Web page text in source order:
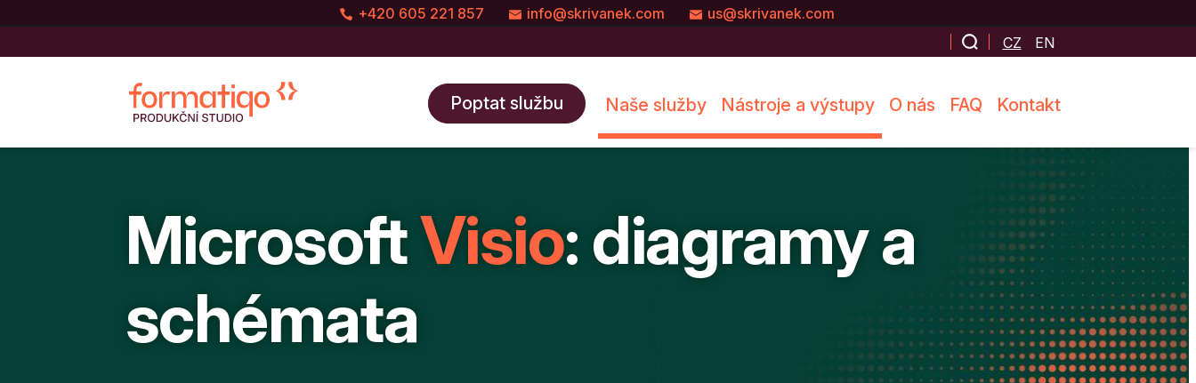
+420 605 221 857 info@skrivanek.com us@skrivanek.com
Poptat službu Naše služby Nástroje a výstupy O nás FAQ Kontakt
CZ EN
MicrosoftVisio: diagramy a
schémata